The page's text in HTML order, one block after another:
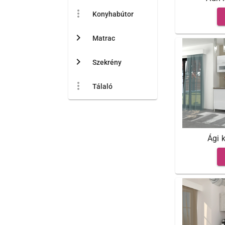
more_vert Konyhabútor
chevron_right Matrac
chevron_right Szekrény
more_vert Tálaló
Ági